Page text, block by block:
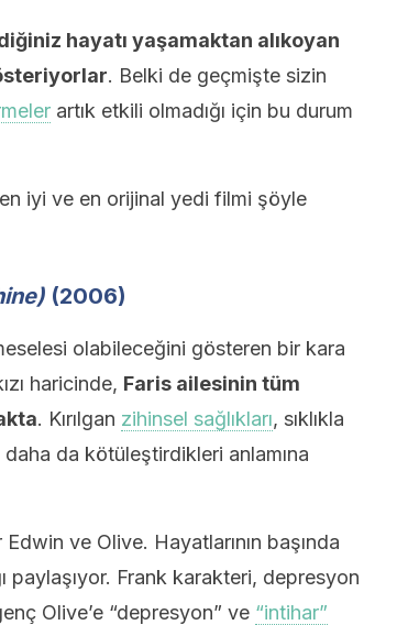
hayatı yaşamaktan alıkoyan
. Belki de geçmişte sizin
artık etkili olmadığı için bu durum
iyi ve en orijinal yedi filmi şöyle
(2006)
olabileceğini gösteren bir kara
haricinde, Faris ailesinin tüm
. Kırılgan zihinsel sağlıkları, sıklıkla
daha da kötüleştirdikleri anlamına
ve Olive. Hayatlarının başında
paylaşıyor. Frank karakteri, depresyon
Olive’e “depresyon” ve “intihar”